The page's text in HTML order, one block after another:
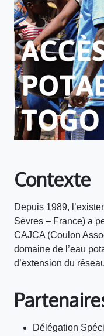
Contexte
Depuis 1989,
Sèvres – France) a
CAJCA (Coulon
domaine de l’eau
d’extension du
Délégation